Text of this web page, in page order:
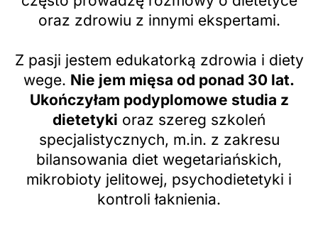
oraz zdrowiu z innymi ekspertami.
Z pasji jestem edukatorką zdrowia i diety
wege. Nie jem mięsa od ponad 30 lat.
Ukończyłam podyplomowe studia z
dietetyki oraz szereg szkoleń
specjalistycznych, m.in. z zakresu
bilansowania diet wegetariańskich,
mikrobioty jelitowej, psychodietetyki i
kontroli łaknienia.